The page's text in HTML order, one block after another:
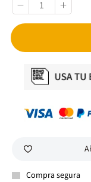
Compra segura